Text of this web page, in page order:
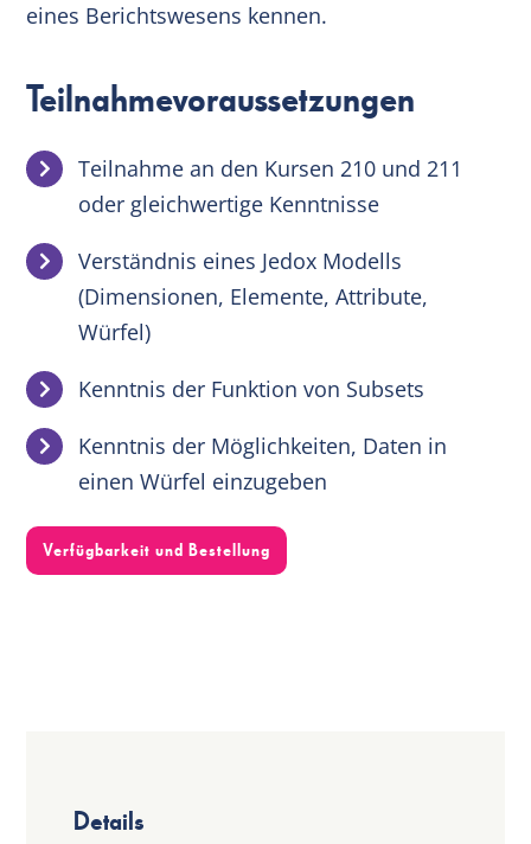
eines Berichtswesens kennen.
Teilnahmevoraussetzungen
Teilnahme an den Kursen 210 und 211
oder gleichwertige Kenntnisse
Verständnis eines Jedox Modells
(Dimensionen, Elemente, Attribute,
Würfel)
Kenntnis der Funktion von Subsets
Kenntnis der Möglichkeiten, Daten in
einen Würfel einzugeben
Verfügbarkeit und Bestellung
Details